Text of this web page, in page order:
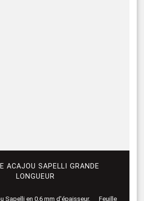
ACAJOU SAPELLI GRANDE
LONGUEUR
Sapelli en 0,6 mm d'épaisseur. Feuille